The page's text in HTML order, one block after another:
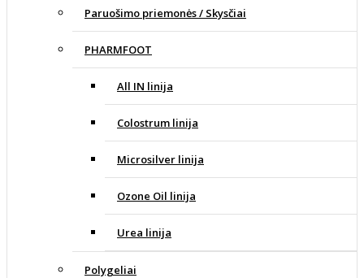
Paruošimo priemonės / Skysčiai
PHARMFOOT
All IN linija
Colostrum linija
Microsilver linija
Ozone Oil linija
Urea linija
Polygeliai